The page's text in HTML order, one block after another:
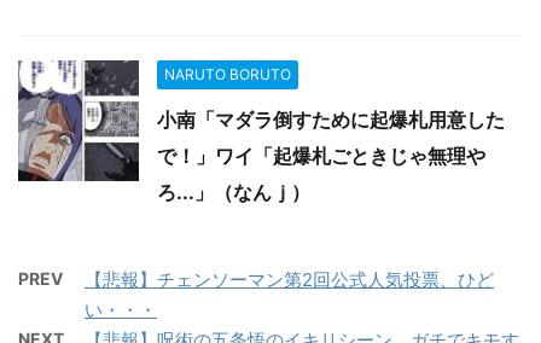
NARUTO BORUTO
小南「マダラ倒すために起爆札用意した
で！」ワイ「起爆札ごときじゃ無理や
ろ...」（なんｊ）
PREV
【悲報】チェンソーマン第2回公式人気投票、ひど
い・・・